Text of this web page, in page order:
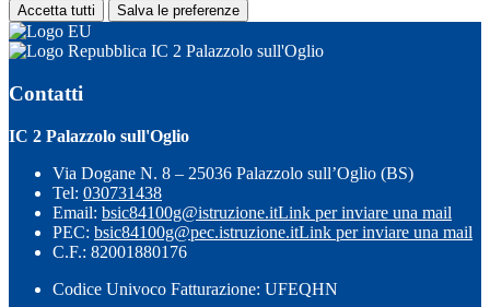
Accetta tutti Salva le preferenze
IC 2 Palazzolo sull'Oglio
Contatti
IC 2 Palazzolo sull'Oglio
Via Dogane N. 8 – 25036 Palazzolo sull’Oglio (BS)
Tel: 030731438
Email: bsic84100g@istruzione.itLink per inviare una mail
PEC: bsic84100g@pec.istruzione.itLink per inviare una mail
C.F.: 82001880176
Codice Univoco Fatturazione: UFEQHN